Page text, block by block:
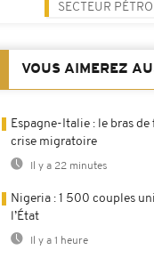
SECTEUR
VOUS AIMEREZ
Espagne-Italie : le bras
crise migratoire
Il y a 22 minutes
Nigeria : 1 500 couples
l’État
Il y a 1 heure